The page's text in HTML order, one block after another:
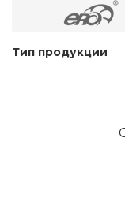
Тип продукции